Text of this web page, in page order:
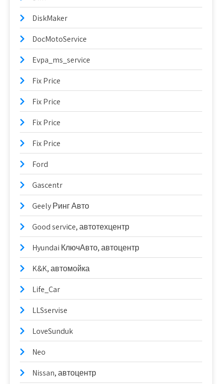
DiskMaker
DocMotoService
Evpa_ms_service
Fix Price
Fix Price
Fix Price
Fix Price
Ford
Gascentr
Geely Ринг Авто
Good serviсe, автотехцентр
Hyundai КлючАвто, автоцентр
K&K, автомойка
Life_Car
LLSservise
LoveSunduk
Neo
Nissan, автоцентр